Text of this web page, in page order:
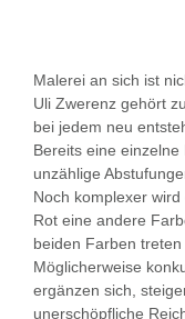
Malerei an sich ist
Uli Zwerenz gehört
bei jedem neu
Bereits eine
unzählige
Noch komplexer
Rot eine andere
beiden Farben
Möglicherweise
ergänzen sich,
unerschöpfliche